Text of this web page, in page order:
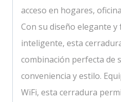
acceso en hogares,
Con su diseño elegante y
inteligente, esta
combinación perfecta de
conveniencia y estilo.
WiFi, esta cerradura